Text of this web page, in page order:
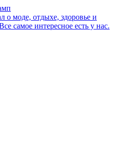
о моде, отдыхе, здоровье и
самое интересное есть у нас.